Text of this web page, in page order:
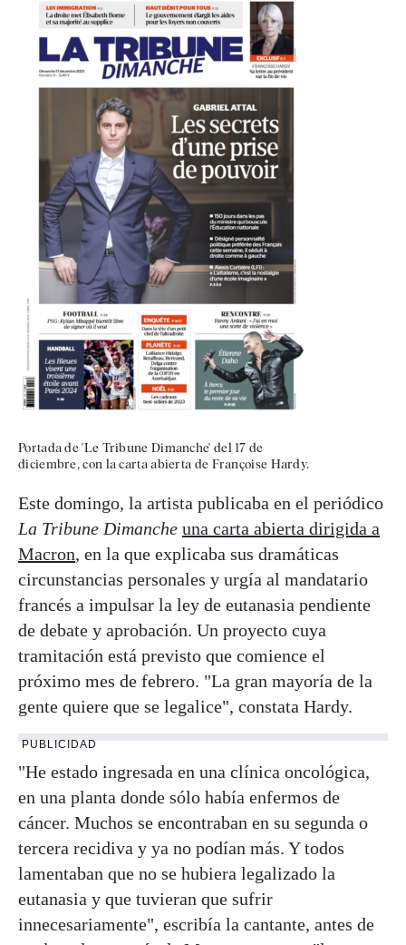
Portada de 'Le Tribune Dimanche' del 17 de
diciembre, con la carta abierta de Françoise Hardy.
Este domingo, la artista publicaba en el periódico
La Tribune Dimanche una carta abierta dirigida a
Macron, en la que explicaba sus dramáticas
circunstancias personales y urgía al mandatario
francés a impulsar la ley de eutanasia pendiente
de debate y aprobación. Un proyecto cuya
tramitación está previsto que comience el
próximo mes de febrero. "La gran mayoría de la
gente quiere que se legalice", constata Hardy.
PUBLICIDAD
"He estado ingresada en una clínica oncológica,
en una planta donde sólo había enfermos de
cáncer. Muchos se encontraban en su segunda o
tercera recidiva y ya no podían más. Y todos
lamentaban que no se hubiera legalizado la
eutanasia y que tuvieran que sufrir
innecesariamente", escribía la cantante, antes de